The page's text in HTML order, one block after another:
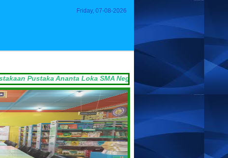
Friday, 07-08-2026
Ananta Loka SMA Negeri 1 Pengasih NPP: 3401071E1000002